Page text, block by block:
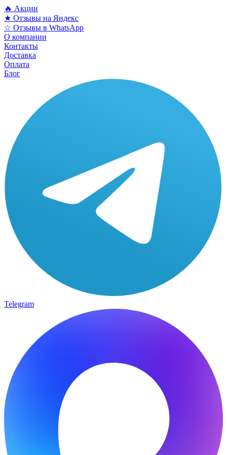
🔥 Акции
★ Отзывы на Яндекс
☆ Отзывы в WhatsApp
О компании
Контакты
Доставка
Оплата
Блог
Telegram